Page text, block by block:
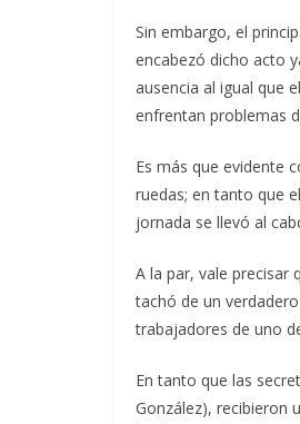
Sin embargo, el
encabezó dicho acto
ausencia al igual que
enfrentan problemas
Es más que evidente
ruedas; en tanto que
jornada se llevó al
A la par, vale precisar
tachó de un
trabajadores de uno
En tanto que las
González), recibieron